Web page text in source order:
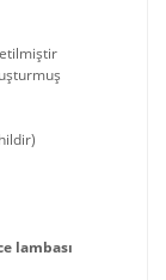
lambası